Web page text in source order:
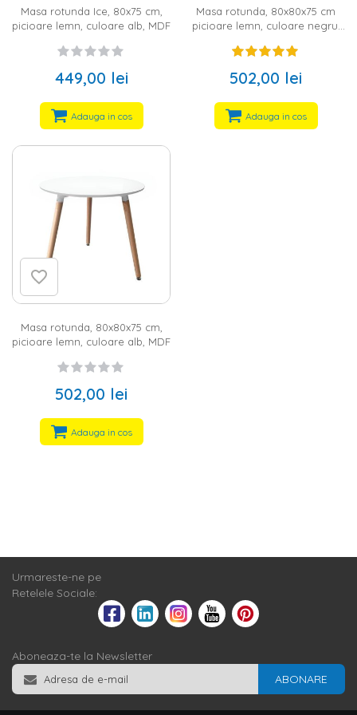
Masa rotunda Ice, 80x75 cm,
picioare lemn, culoare alb, MDF
449,00 lei
Adauga in cos
Masa rotunda, 80x80x75 cm
picioare lemn, culoare negru,
502,00 lei
Adauga in cos
Masa rotunda, 80x80x75 cm,
picioare lemn, culoare alb, MDF
502,00 lei
Adauga in cos
Urmareste-ne pe
Retelele Sociale:
Aboneaza-te la Newsletter
ABONARE